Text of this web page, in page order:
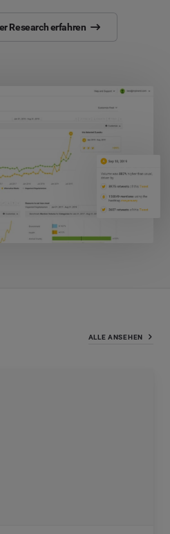
Research erfahren
ALLE ANSEHEN